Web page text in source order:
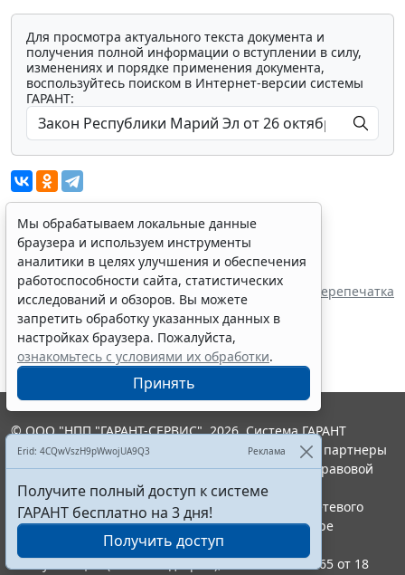
Для просмотра актуального текста документа и
получения полной информации о вступлении в силу,
изменениях и порядке применения документа,
воспользуйтесь поиском в Интернет-версии системы
ГАРАНТ:
Показать все материалы
Источник:
Государственное Собрание Республики Марий
Перепечатка
Мы обрабатываем локальные данные
браузера и используем инструменты
аналитики в целях улучшения и обеспечения
работоспособности сайта, статистических
исследований и обзоров. Вы можете
запретить обработку указанных данных в
настройках браузера. Пожалуйста,
ознакомьтесь с условиями их обработки.
Принять
Erid: 4CQwVszH9pWwojUA9Q3 Реклама
Получите полный доступ к системе
ГАРАНТ бесплатно на 3 дня!
Получить доступ
© ООО "НПП "ГАРАНТ-СЕРВИС", 2026. Система ГАРАНТ
выпускается с 1990 года. Компания "Гарант" и ее партнеры
являются участниками Российской ассоциации правовой
информации ГАРАНТ.
Портал ГАРАНТ.РУ зарегистрирован в качестве сетевого
издания Федеральной службой по надзору в сфере
связи,информационных технологий и массовых
коммуникаций (Роскомнадзором), Эл № ФС77-58365 от 18